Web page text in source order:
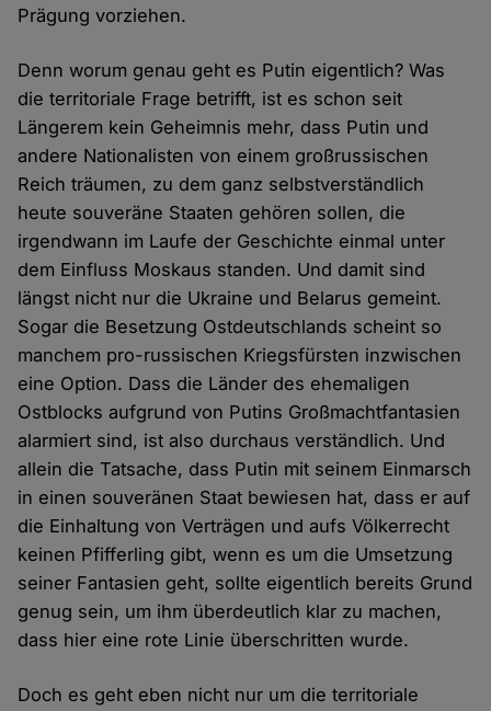
Prägung vorziehen.
Denn worum genau geht es Putin eigentlich? Was
die territoriale Frage betrifft, ist es schon seit
Längerem kein Geheimnis mehr, dass Putin und
andere Nationalisten von einem großrussischen
Reich träumen, zu dem ganz selbstverständlich
heute souveräne Staaten gehören sollen, die
irgendwann im Laufe der Geschichte einmal unter
dem Einfluss Moskaus standen. Und damit sind
längst nicht nur die Ukraine und Belarus gemeint.
Sogar die Besetzung Ostdeutschlands scheint so
manchem pro-russischen Kriegsfürsten inzwischen
eine Option. Dass die Länder des ehemaligen
Ostblocks aufgrund von Putins Großmachtfantasien
alarmiert sind, ist also durchaus verständlich. Und
allein die Tatsache, dass Putin mit seinem Einmarsch
in einen souveränen Staat bewiesen hat, dass er auf
die Einhaltung von Verträgen und aufs Völkerrecht
keinen Pfifferling gibt, wenn es um die Umsetzung
seiner Fantasien geht, sollte eigentlich bereits Grund
genug sein, um ihm überdeutlich klar zu machen,
dass hier eine rote Linie überschritten wurde.
Doch es geht eben nicht nur um die territoriale